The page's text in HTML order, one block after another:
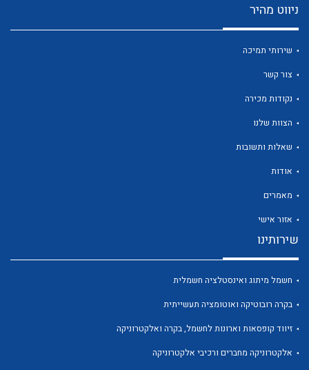
ניווט מהיר
שירותי תמיכה
צור קשר
נקודות מכירה
הצוות שלנו
שאלות ותשובות
אודות
מאמרים
אזור אישי
שירותינו
חשמל מיתוג ואינסטלציה חשמלית
בקרה רובוטיקה ואוטומציה תעשייתית
זיווד קופסאות וארונות לחשמל, בקרה ואלקטרוניקה
אלקטרוניקה מחברים ורכיבי אלקטרוניקה